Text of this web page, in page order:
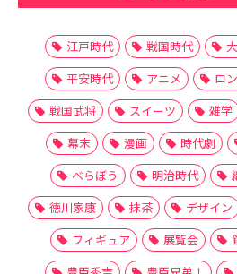
江戸時代 戦国時代
平安時代
アニメ
ロ
戦国武将
スイーツ 雑学
幕末
漫画 時代劇
べらぼう
明治時代
徳川家康
抹茶 デザイン
フィギュア
展覧会